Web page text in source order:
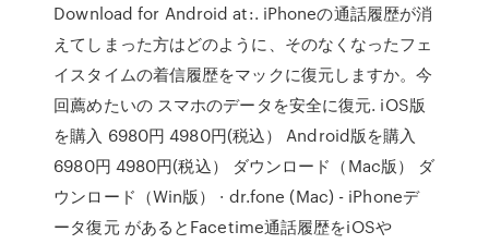
Download for Android at:. iPhoneの通話履歴が消
えてしまった方はどのように、そのなくなったフェ
イスタイムの着信履歴をマックに復元しますか。今
回薦めたいの スマホのデータを安全に復元. iOS版
を購入 6980円 4980円(税込） Android版を購入
6980円 4980円(税込） ダウンロード（Mac版） ダ
ウンロード（Win版） · dr.fone (Mac) - iPhoneデ
ータ復元 があるとFacetime通話履歴をiOSや